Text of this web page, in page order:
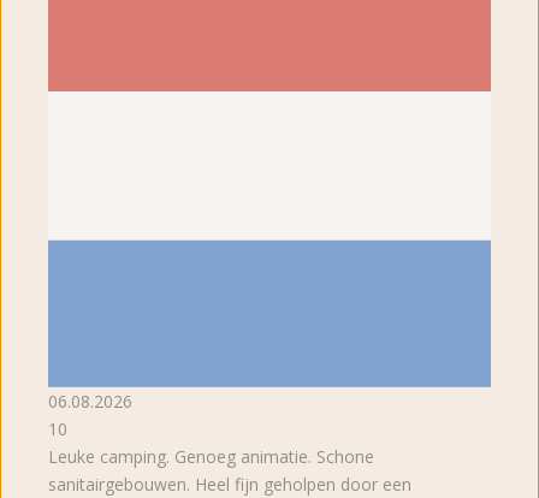
06.08.2026
10
Leuke camping. Genoeg animatie. Schone
sanitairgebouwen. Heel fijn geholpen door een